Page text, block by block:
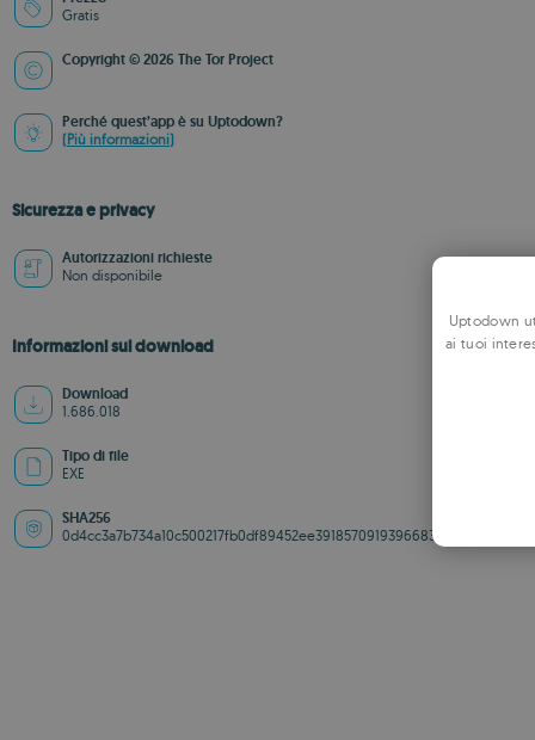
Gratis
Copyright © 2026 The Tor Project
Perché quest’app è su Uptodown?
(Più informazioni)
Sicurezza e privacy
Autorizzazioni richieste
Non disponibile
Informazioni sul download
Download
1.686.018
Tipo di file
EXE
SHA256
0d4cc3a7b734a10c500217fb0df89452ee39185709193966831677bbd43c98f8
Uptodown
ai tuoi